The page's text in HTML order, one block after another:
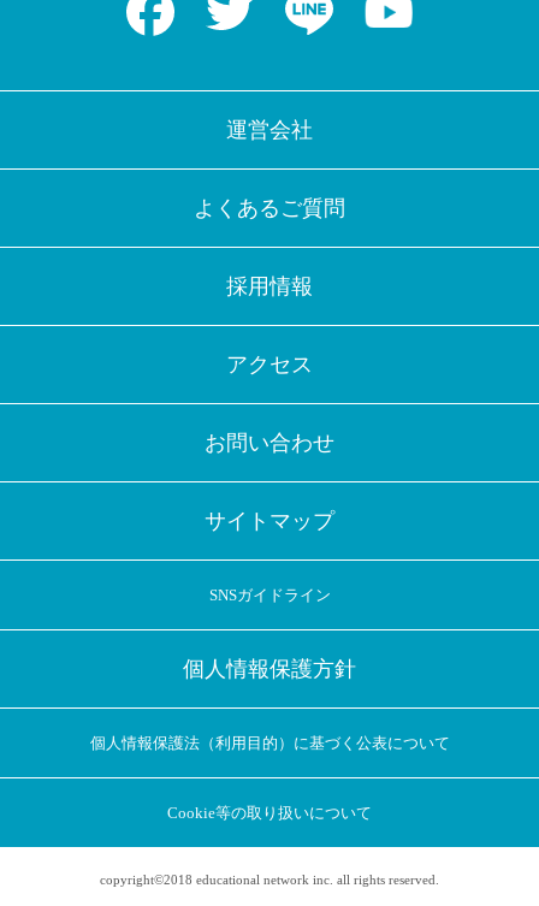
運営会社
よくあるご質問
採用情報
アクセス
お問い合わせ
サイトマップ
SNSガイドライン
個人情報保護方針
個人情報保護法（利用目的）に基づく公表について
Cookie等の取り扱いについて
copyright©2018 educational network inc. all rights reserved.